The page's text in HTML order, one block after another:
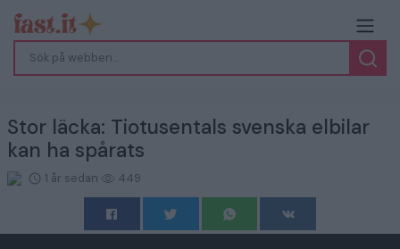
Stor läcka: Tiotusentals svenska elbilar
kan ha spårats
1 år sedan 449